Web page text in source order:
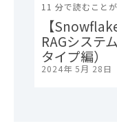
11 分で読むことが
【
RAGシステ
タイプ編）
2024年 5月 28日